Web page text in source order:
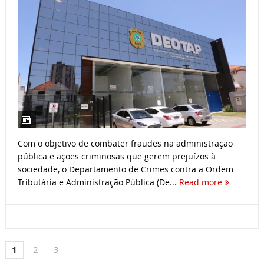
Com o objetivo de combater fraudes na administração
pública e ações criminosas que gerem prejuízos à
sociedade, o Departamento de Crimes contra a Ordem
Tributária e Administração Pública (De... Read more
1 2 3